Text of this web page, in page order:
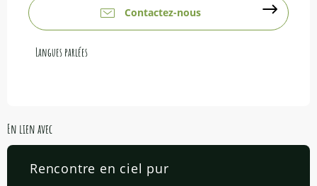
Contactez-nous
Langues parlées
Langues parlées
En lien avec
Rencontre en ciel pur